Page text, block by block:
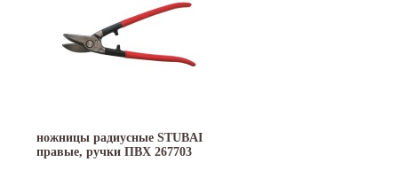
ножницы радиусные STUBAI
правые, ручки ПВХ 267703